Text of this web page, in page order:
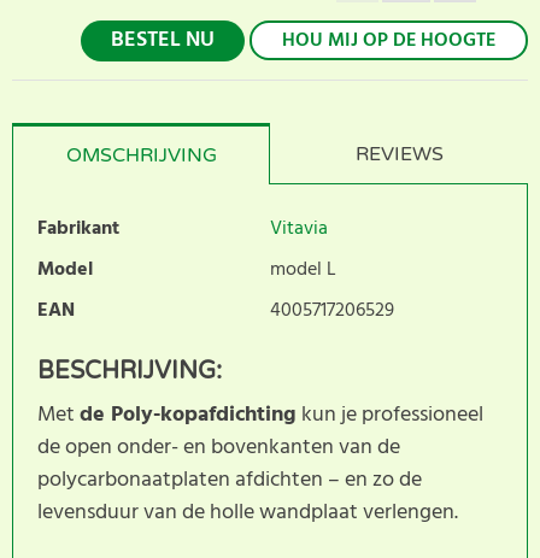
BESTEL NU
HOU MIJ OP DE HOOGTE
OMSCHRIJVING REVIEWS
Fabrikant
Vitavia
Model
model L
EAN
4005717206529
BESCHRIJVING:
Metde Poly-kopafdichting kun je professioneel
de open onder- en bovenkanten van de
polycarbonaatplaten afdichten – en zo de
levensduur van de holle wandplaat verlengen.